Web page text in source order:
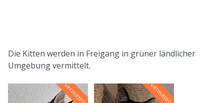
Die Kitten werden in Freigang in grüner ländlicher
Umgebung vermittelt.
vermittelt vermittelt